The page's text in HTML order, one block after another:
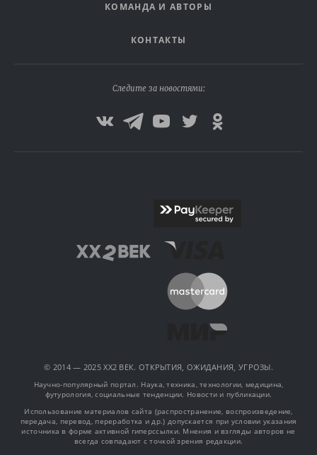
КОМАНДА И АВТОРЫ
КОНТАКТЫ
Следите за новостями:
© 2014 — 2025 XX2 ВЕК. ОТКРЫТИЯ, ОЖИДАНИЯ, УГРОЗЫ.
Научно-популярный портал. Наука, техника, технологии, медицина,
футурология, социальные тенденции. Новости и публикации.
Использование материалов сайта (распространение, воспроизведение,
передача, перевод, переработка и др.) допускается при условии указания
источника в форме активной гиперссылки. Мнения и взгляды авторов не
всегда совпадают с точкой зрения редакции.